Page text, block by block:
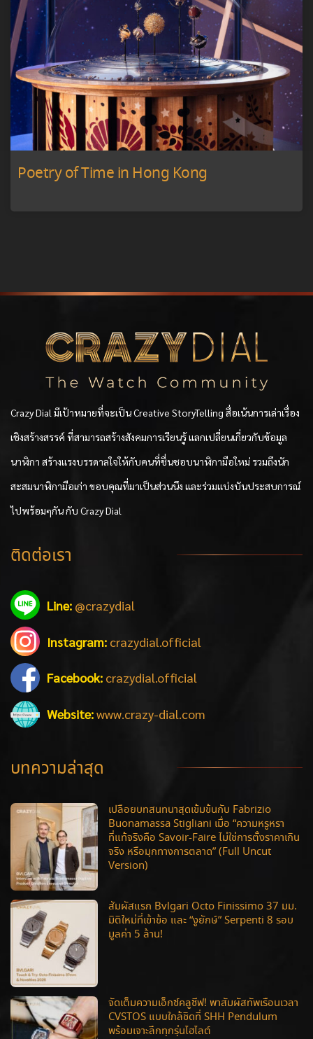
Poetry of Time in Hong Kong
Crazy Dial มีเป้าหมายที่จะเป็น Creative StoryTelling สื่อเน้นการเล่าเรื่อง
เชิงสร้างสรรค์ ที่สามารถสร้างสังคมการเรียนรู้ แลกเปลี่ยนเกี่ยวกับข้อมูล
นาฬิกา สร้างแรงบรรดาลใจให้กับคนที่ชื่นชอบนาฬิกามือใหม่ รวมถึงนัก
สะสมนาฬิกามือเก่า ขอบคุณที่มาเป็นส่วนนึง และร่วมแบ่งบันประสบการณ์
ไปพร้อมๆกัน กับ Crazy Dial
ติดต่อเรา
Line: @crazydial
Instagram: crazydial.official
Facebook: crazydial.official
Website:www.crazy-dial.com
บทความล่าสุด
เปลือยบทสนทนาสุดเข้มข้นกับ Fabrizio
Buonamassa Stigliani เมื่อ “ความหรูหรา
ที่แท้จริงคือ Savoir-Faire ไม่ใช่การตั้งราคาเกิน
จริง หรือมุกทางการตลาด” (Full Uncut
Version)
สัมผัสแรก Bvlgari Octo Finissimo 37 มม.
มิติใหม่ที่เข้าข้อ และ “งูยักษ์” Serpenti 8 รอบ
มูลค่า 5 ล้าน!
จัดเต็มความเอ็กซ์คลูซีฟ! พาสัมผัสทัพเรือนเวลา
CVSTOS แบบใกล้ชิดที่ SHH Pendulum
พร้อมเจาะลึกทุกรุ่นไฮไลต์